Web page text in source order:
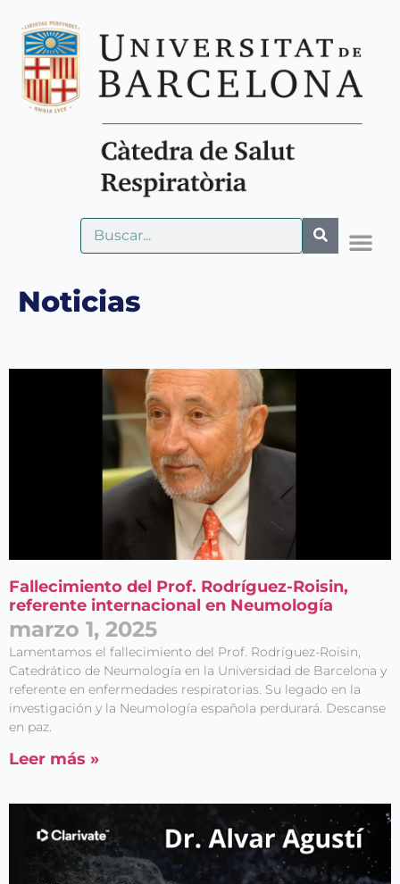
Noticias
Fallecimiento del Prof. Rodríguez-Roisin,
referente internacional en Neumología
marzo 1, 2025
Lamentamos el fallecimiento del Prof. Rodríguez-Roisin,
Catedrático de Neumología en la Universidad de Barcelona y
referente en enfermedades respiratorias. Su legado en la
investigación y la Neumología española perdurará. Descanse
en paz.
Leer más »